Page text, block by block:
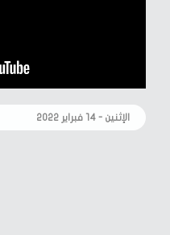
الإثنين - ١٤ فبراير ٢٠٢٢